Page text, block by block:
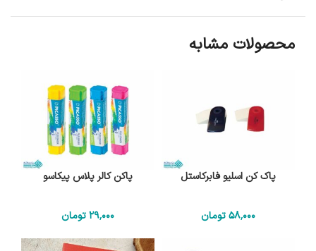
محصولات مشابه
پاک کن اسلیو فابرکاستل
58٬000تومان
پاکن کالر پلاس پیکاسو
29٬000تومان